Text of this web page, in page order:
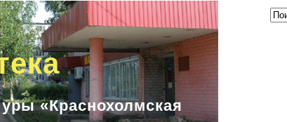
«Краснохолмская